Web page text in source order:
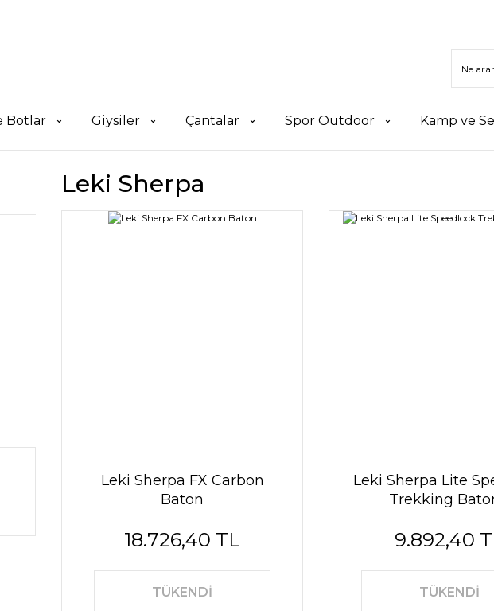
Botlar Giysiler Çantalar Spor Outdoor Kamp ve
Leki Sherpa
Leki Sherpa FX Carbon
Baton
18.726,40 TL
TÜKENDİ
Leki Sherpa Lite
Trekking
9.892,40
TÜKENDİ